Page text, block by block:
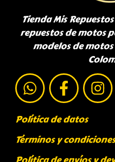
Tienda Mis
repuestos de motos
modelos de
Política de datos
Términos y